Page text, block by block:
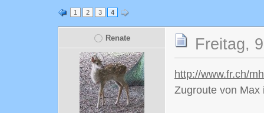
1 2 3 4
Renate Freitag,
http://www.fr.ch/
Zugroute von Max